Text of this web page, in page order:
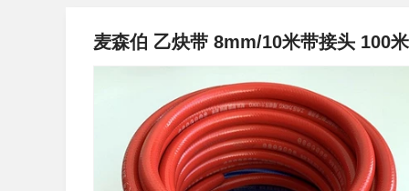
麦森伯 乙炔带 8mm/10米带接头 100